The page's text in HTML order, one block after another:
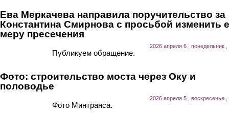
Ева Меркачева направила поручительство за
Константина Смирнова с просьбой изменить
меру пресечения
2026 апреля 6 , понедельник ,
Публикуем обращение.
Фото: строительство моста через Оку и
половодье
2026 апреля 5 , воскресенье ,
Фото Минтранса.